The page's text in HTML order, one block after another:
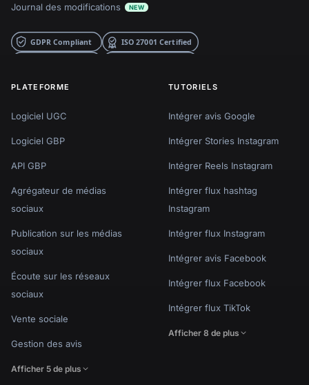
Journal des modifications NEW
PLATEFORME
Logiciel UGC
Logiciel GBP
API GBP
Agrégateur de médias
sociaux
Publication sur les médias
sociaux
Écoute sur les réseaux
sociaux
Vente sociale
Gestion des avis
Afficher 5 de plus
TUTORIELS
Intégrer avis Google
Intégrer Stories Instagram
Intégrer Reels Instagram
Intégrer flux hashtag
Instagram
Intégrer flux Instagram
Intégrer avis Facebook
Intégrer flux Facebook
Intégrer flux TikTok
Afficher 8 de plus